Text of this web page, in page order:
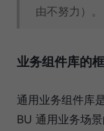
由不努力）。
业务组件库的
通用业务组件库
BU 通用业务场